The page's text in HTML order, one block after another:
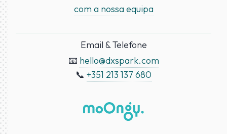
com a nossa equipa
Email & Telefone
📧 hello@dxspark.com
📞 +351 213 137 680